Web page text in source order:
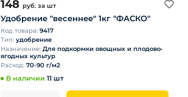
148 руб. за шт
Удобрение "весеннее" 1кг "ФАСКО"
Код товара: 9417
Тип: удобрение
Назначение: Для подкормки овощных и плодово-
ягодных культур
Расход: 70-90 г/м2
В наличии 11 шт